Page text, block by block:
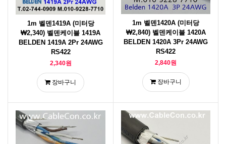
1m 벨덴1419A (미터당
₩2,340) 벨덴케이블 1419A
BELDEN 1419A 2Pr 24AWG
RS422
2,340원
장바구니
1m 벨덴1420A (미터당
₩2,840) 벨덴케이블 1420A
BELDEN 1420A 3Pr 24AWG
RS422
2,840원
장바구니